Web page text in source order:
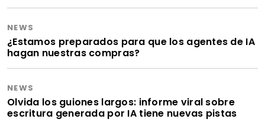
NEWS
¿Estamos preparados para que los agentes de IA
hagan nuestras compras?
NEWS
Olvida los guiones largos: informe viral sobre
escritura generada por IA tiene nuevas pistas